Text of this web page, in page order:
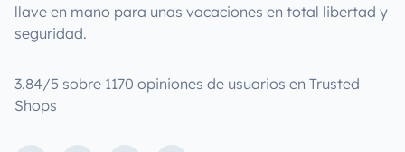
llave en mano para unas vacaciones en total libertad y
seguridad.
3.84/5 sobre 1170 opiniones de usuarios en Trusted
Shops